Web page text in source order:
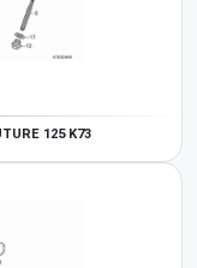
125 K73